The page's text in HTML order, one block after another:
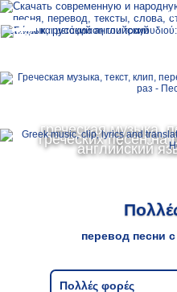
греческая музыка,
греческих песен на
английский
MENU
перевод песни
Πολλές φορές